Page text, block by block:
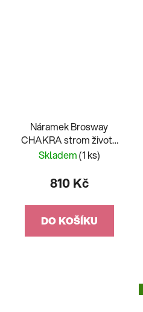
Náramek Brosway
CHAKRA strom života
BHKB143
Skladem(1 ks)
810 Kč
DO KOŠÍKU